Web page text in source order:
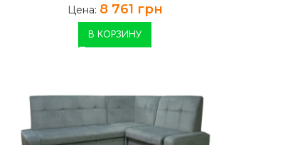
Цена: 8 761 грн
В КОРЗИНУ